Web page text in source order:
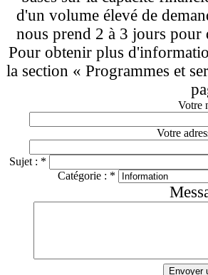
d'un volume élevé de
nous prend 2 à 3 jours pour
Pour obtenir plus
la section « Programmes et
Votre
Votre
Sujet : *
Catégorie : *